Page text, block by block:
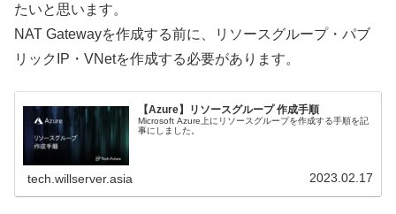
たいと思います。
NAT Gatewayを作成する前に、リソースグループ・パブ
リックIP・VNetを作成する必要があります。
【Azure】リソースグループ 作成手順
Microsoft Azure上にリソースグループを作成する手順を記
事にしました。
tech.willserver.asia 2023.02.17